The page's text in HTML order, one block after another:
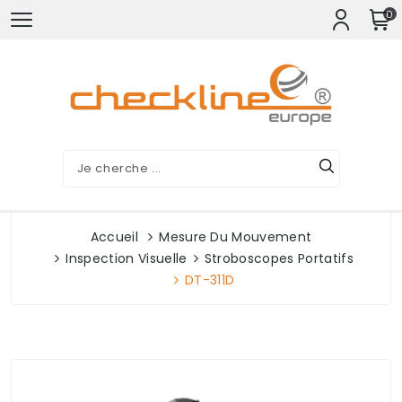
0
Accueil
Mesure Du Mouvement
Inspection Visuelle
Stroboscopes Portatifs
DT-311D